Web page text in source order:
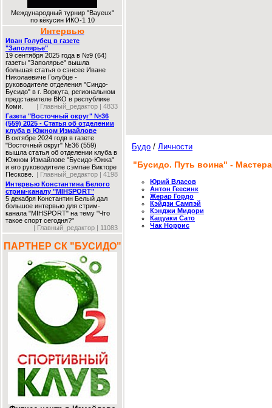
Международный турнир "Bayeux"
по кёкусин ИКО-1 10
Интервью
Иван Голубец в газете
"Заполярье"
19 сентября 2025 года в №9 (64)
газеты "Заполярье" вышла
большая статья о сэнсее Иване
Николаевиче Голубце -
руководителе отделения "Синдо-
Бусидо" в г. Воркута, региональном
представителе ВКО в республике
Коми.
| Главный_редактор | 4833
Газета "Восточный округ" №36
(559) 2025 - Статья об отделении
клуба в Южном Измайлове
В октябре 2024 годв в газете
"Восточный округ" №36 (559)
вышла статья об отделении клуба в
Южном Измайлове "Бусидо-Южка"
и его руководителе сэмпае Викторе
Пескове.
| Главный_редактор | 4198
Интервью Константина Белого
стрим-каналу "MIHSPORT"
5 декабря Константин Белый дал
большое интервью для стрим-
канала "MIHSPORT" на тему "Что
такое спорт сегодня?"
| Главный_редактор | 11083
ПАРТНЕР СК "БУСИДО"
Будо / Личности
"Бусидо. Путь воина" -
Юрий Власов
Антон Геесинк
Жерар Гордо
Кэйдзи Сампэй
Кэнджи Мидори
Кацуаки Сато
Чак Норрис